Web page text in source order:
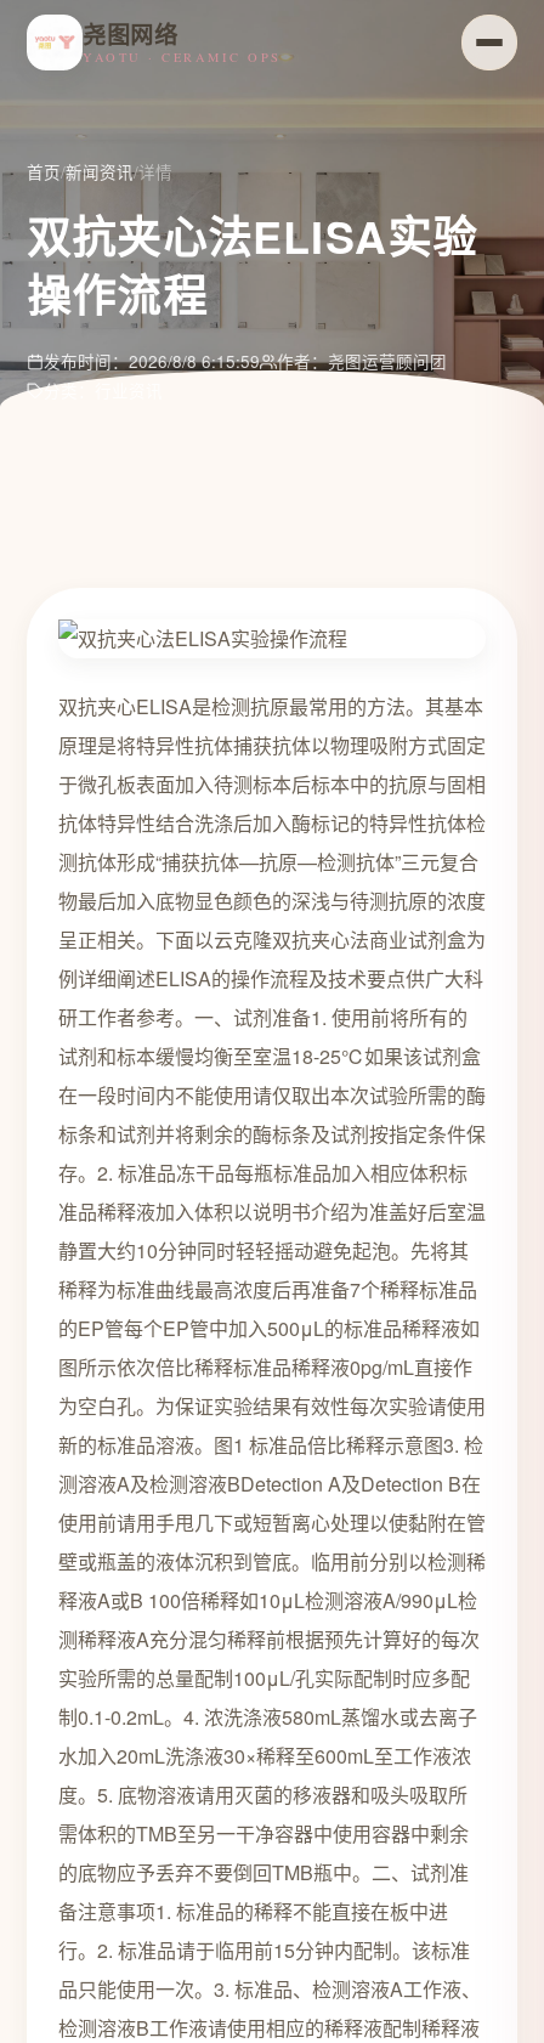
尧图网络
YAOTU · CERAMIC OPS
首页/新闻资讯/详情
双抗夹心法ELISA实验
操作流程
发布时间：2026/8/8 6:15:59
作者：尧图运营顾问团
分类：行业资讯
双抗夹心ELISA是检测抗原最常用的方法。其基本
原理是将特异性抗体捕获抗体以物理吸附方式固定
于微孔板表面加入待测标本后标本中的抗原与固相
抗体特异性结合洗涤后加入酶标记的特异性抗体检
测抗体形成“捕获抗体—抗原—检测抗体”三元复合
物最后加入底物显色颜色的深浅与待测抗原的浓度
呈正相关。下面以云克隆双抗夹心法商业试剂盒为
例详细阐述ELISA的操作流程及技术要点供广大科
研工作者参考。一、试剂准备1. 使用前将所有的
试剂和标本缓慢均衡至室温18-25℃如果该试剂盒
在一段时间内不能使用请仅取出本次试验所需的酶
标条和试剂并将剩余的酶标条及试剂按指定条件保
存。2. 标准品冻干品每瓶标准品加入相应体积标
准品稀释液加入体积以说明书介绍为准盖好后室温
静置大约10分钟同时轻轻摇动避免起泡。先将其
稀释为标准曲线最高浓度后再准备7个稀释标准品
的EP管每个EP管中加入500μL的标准品稀释液如
图所示依次倍比稀释标准品稀释液0pg/mL直接作
为空白孔。为保证实验结果有效性每次实验请使用
新的标准品溶液。图1 标准品倍比稀释示意图3. 检
测溶液A及检测溶液BDetection A及Detection B在
使用前请用手甩几下或短暂离心处理以使黏附在管
壁或瓶盖的液体沉积到管底。临用前分别以检测稀
释液A或B 100倍稀释如10μL检测溶液A/990μL检
测稀释液A充分混匀稀释前根据预先计算好的每次
实验所需的总量配制100μL/孔实际配制时应多配
制0.1-0.2mL。4. 浓洗涤液580mL蒸馏水或去离子
水加入20mL洗涤液30×稀释至600mL至工作液浓
度。5. 底物溶液请用灭菌的移液器和吸头吸取所
需体积的TMB至另一干净容器中使用容器中剩余
的底物应予丢弃不要倒回TMB瓶中。二、试剂准
备注意事项1. 标准品的稀释不能直接在板中进
行。2. 标准品请于临用前15分钟内配制。该标准
品只能使用一次。3. 标准品、检测溶液A工作液、
检测溶液B工作液请使用相应的稀释液配制稀释液